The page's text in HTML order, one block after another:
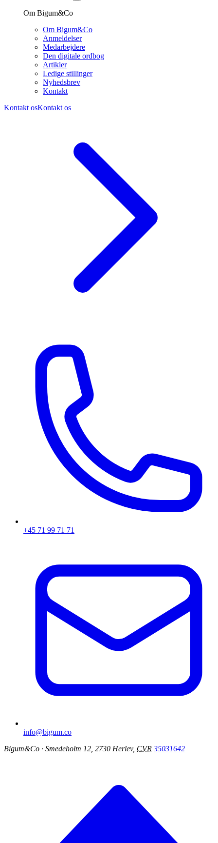
Om Bigum&Co
Om Bigum&Co
Anmeldelser
Medarbejdere
Den digitale ordbog
Artikler
Ledige stillinger
Nyhedsbrev
Kontakt
Kontakt osKontakt os
+45 71 99 71 71
info@bigum.co
Bigum&Co · Smedeholm 12, 2730 Herlev, CVR 35031642